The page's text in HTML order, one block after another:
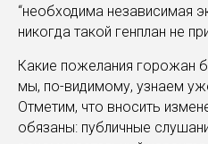
“необходима независимая
никогда такой генплан не
Какие пожелания горожан
мы, по-видимому, узнаем
Отметим, что вносить
обязаны: публичные